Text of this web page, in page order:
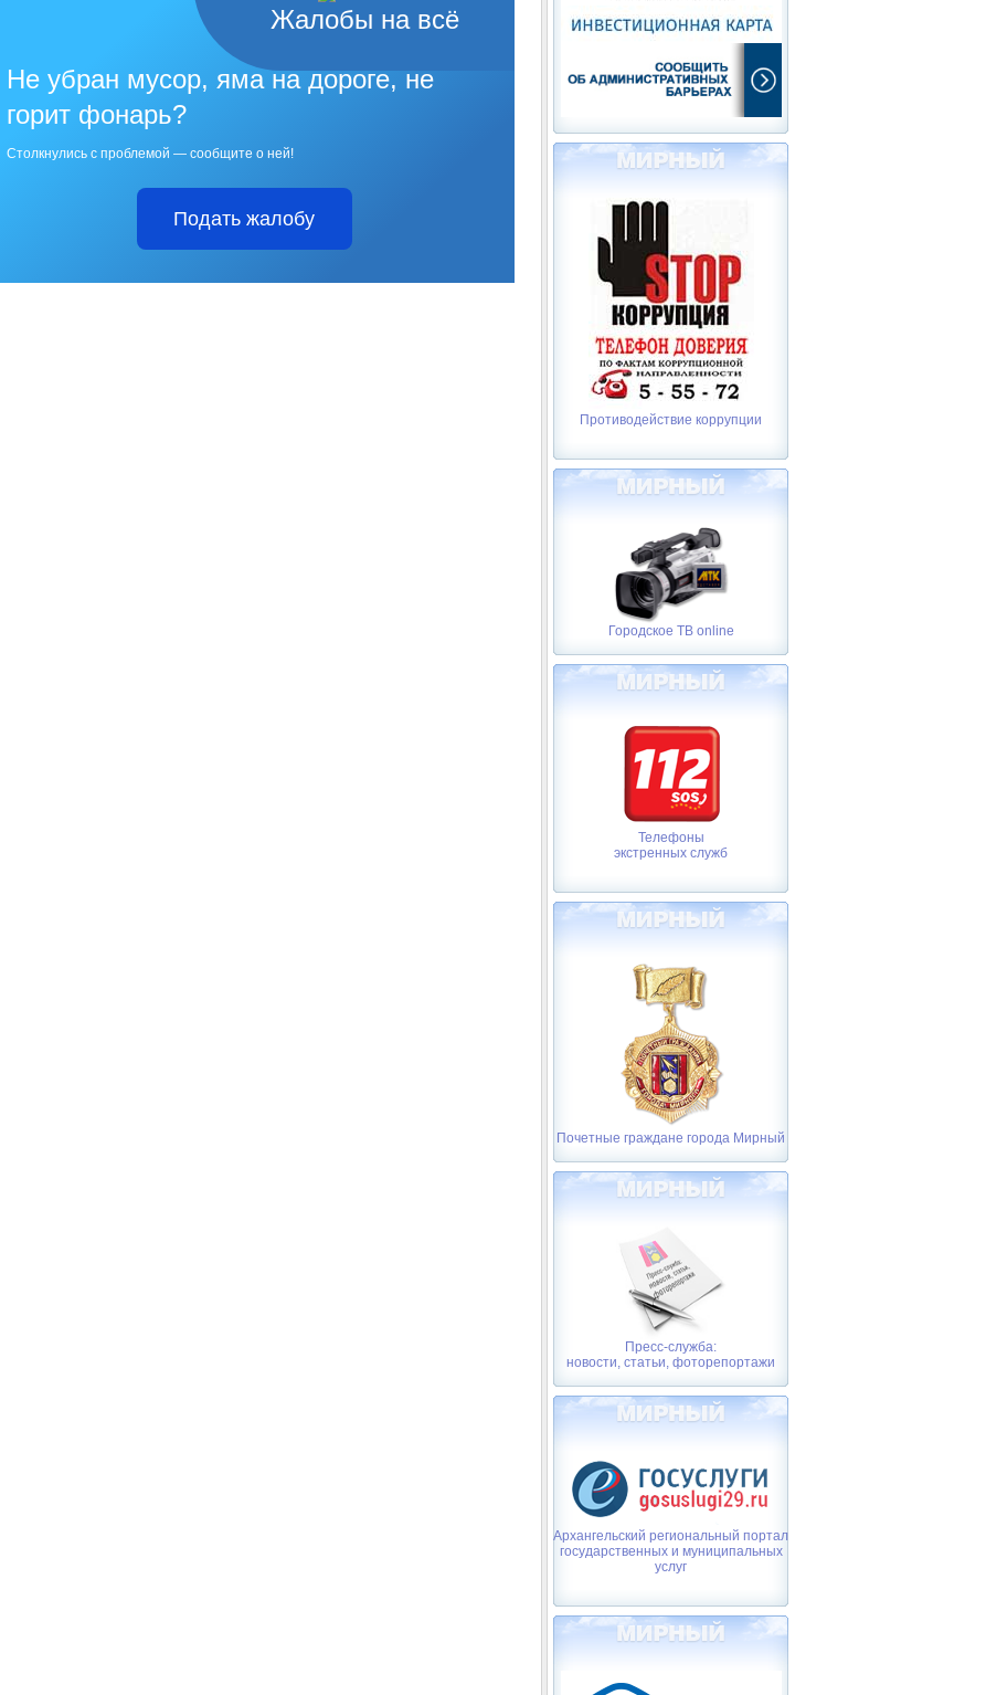
Жалобы на всё
Не убран мусор, яма на дороге, не
горит фонарь?
Столкнулись с проблемой — сообщите о ней!
Подать жалобу
Противодействие коррупции
Городское ТВ online
Телефоны
экстренных служб
Почетные граждане города Мирный
Пресс-служба:
новости, статьи, фоторепортажи
Архангельский региональный портал
государственных и муниципальных
услуг